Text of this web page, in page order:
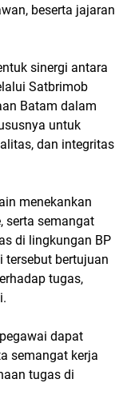
beserta jajaran
sinergi antara
Satbrimob
Batam dalam
untuk
dan integritas
menekankan
serta semangat
di lingkungan BP
tersebut bertujuan
tugas,
dapat
semangat kerja
tugas di